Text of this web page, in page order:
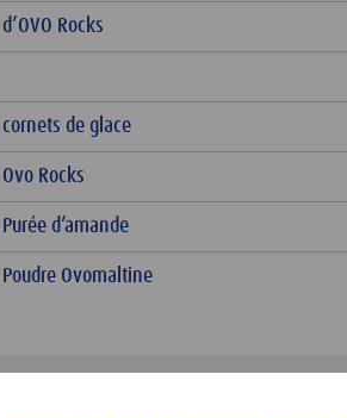
d’OVO Rocks
cornets de glace
Ovo Rocks
Purée d’amande
Poudre Ovomaltine